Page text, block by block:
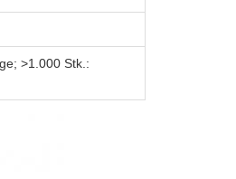
>1.000 Stk.: